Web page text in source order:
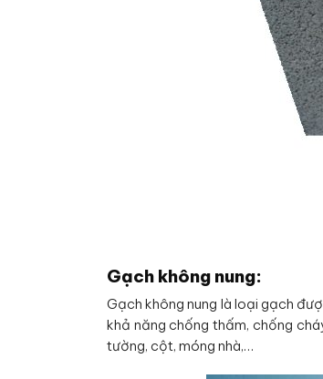
Gạch không nung:
Gạch không nung là loại gạch
khả năng chống thấm, chống
tường, cột, móng nhà,…